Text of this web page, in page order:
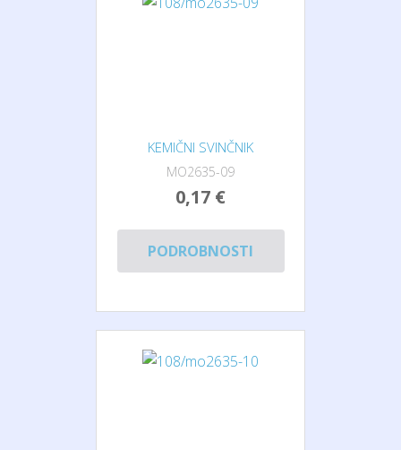
KEMIČNI SVINČNIK
MO2635-09
0,17 €
PODROBNOSTI